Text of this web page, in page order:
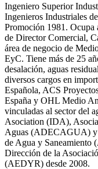
Ingeniero Superior
Ingenieros Industriales
Promoción 1981. Ocupa
de Director Comercial,
área de negocio de
EyC. Tiene más de 25
desalación, aguas
diversos cargos en
Española, ACS
España y OHL Medio
vinculadas al sector del
Asociation (IDA),
Aguas (ADECAGUA) y
de Agua y Saneamiento
Dirección de la
(AEDYR) desde 2008.